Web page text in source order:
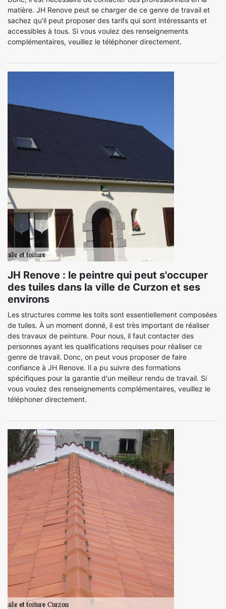
matière. JH Renove peut se charger de ce genre de travail et
sachez qu'il peut proposer des tarifs qui sont intéressants et
accessibles à tous. Si vous voulez des renseignements
complémentaires, veuillez le téléphoner directement.
JH Renove : le peintre qui peut s'occuper
des tuiles dans la ville de Curzon et ses
environs
Les structures comme les toits sont essentiellement composées
de tuiles. À un moment donné, il est très important de réaliser
des travaux de peinture. Pour nous, il faut contacter des
personnes ayant les qualifications requises pour réaliser ce
genre de travail. Donc, on peut vous proposer de faire
confiance à JH Renove. Il a pu suivre des formations
spécifiques pour la garantie d'un meilleur rendu de travail. Si
vous voulez des renseignements complémentaires, veuillez le
téléphoner directement.